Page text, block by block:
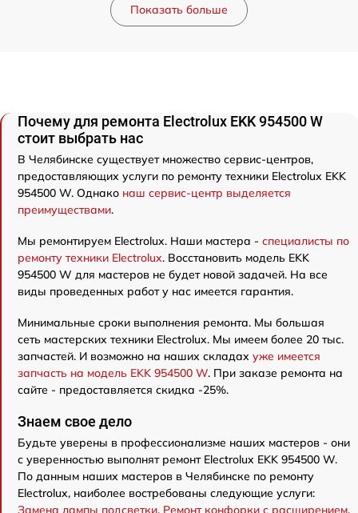
Показать больше
Почему для ремонта Electrolux EKK 954500 W
стоит выбрать нас
В Челябинске существует множество сервис-центров,
предоставляющих услуги по ремонту техники Electrolux EKK
954500 W. Однако наш сервис-центр выделяется
преимуществами.
Мы ремонтируем Electrolux. Наши мастера - специалисты по
ремонту техники Electrolux. Восстановить модель EKK
954500 W для мастеров не будет новой задачей. На все
виды проведенных работ у нас имеется гарантия.
Минимальные сроки выполнения ремонта. Мы большая
сеть мастерских техники Electrolux. Мы имеем более 20 тыс.
запчастей. И возможно на наших складах уже имеется
запчасть на модель EKK 954500 W. При заказе ремонта на
сайте - предоставляется скидка -25%.
Знаем свое дело
Будьте уверены в профессионализме наших мастеров - они
с уверенностью выполнят ремонт Electrolux EKK 954500 W.
По данным наших мастеров в Челябинске по ремонту
Electrolux, наиболее востребованы следующие услуги: